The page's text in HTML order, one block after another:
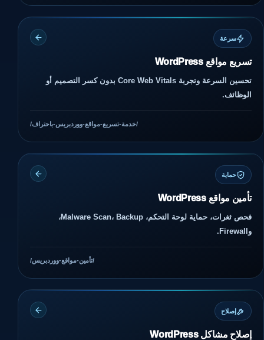
سرعة
تسريع مواقع WordPress
تحسين السرعة وتجربة Core Web Vitals بدون كسر التصميم أو
الوظائف.
/خدمة-تسريع-مواقع-ووردبريس-باحتراف/
حماية
تأمين مواقع WordPress
فحص ثغرات، حماية لوحة التحكم، Malware Scan، Backup،
وFirewall.
/تأمين-مواقع-ووردبريس/
إصلاح
إصلاح مشاكل WordPress